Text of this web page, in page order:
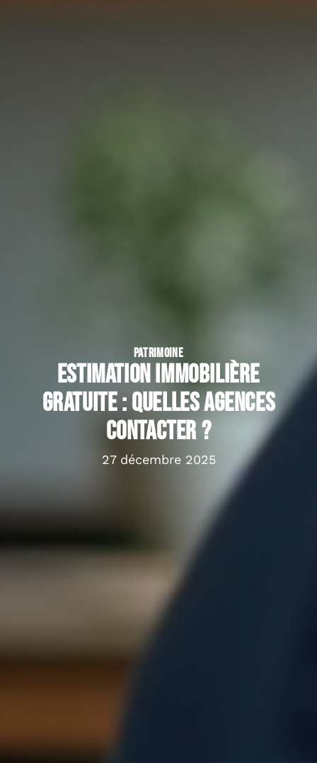
PATRIMOINE
Estimation immobilière
gratuite : quelles agences
contacter ?
27 décembre 2025